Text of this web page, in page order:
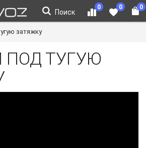
Поиск
0 0 0
затяжку
ПОД ТУГУЮ